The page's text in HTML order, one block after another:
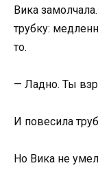
Вика
трубку:
то.
— Ладно. Ты
И повесила
Но Вика не